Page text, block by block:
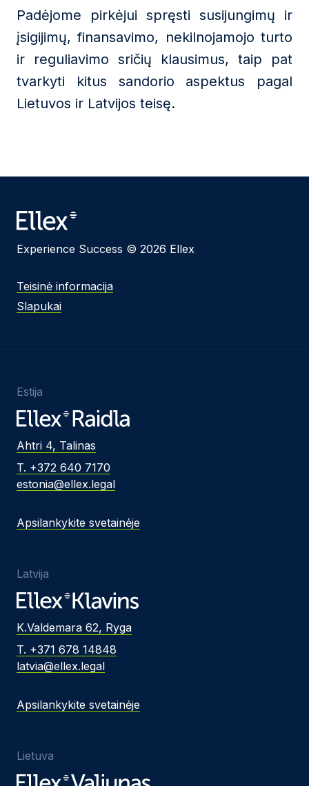
Padėjome pirkėjui spręsti susijungimų ir
įsigijimų, finansavimo, nekilnojamojo turto
ir reguliavimo sričių klausimus, taip pat
tvarkyti kitus sandorio aspektus pagal
Lietuvos ir Latvijos teisę.
Experience Success © 2026 Ellex
Teisinė informacija
Slapukai
Estija
Ahtri 4, Talinas
T. +372 640 7170
estonia@ellex.legal
Apsilankykite svetainėje
Latvija
K.Valdemara 62, Ryga
T. +371 678 14848
latvia@ellex.legal
Apsilankykite svetainėje
Lietuva